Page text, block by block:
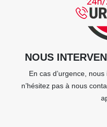
NOUS
En cas d’urgence,
n’hésitez pas à nous